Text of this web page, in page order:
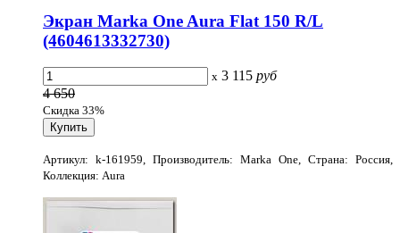
Экран Marka One Aura Flat 150 R/L
(4604613332730)
x 3 115 руб
4 650
Скидка 33%
Артикул: k-161959, Производитель: Marka One, Страна: Россия,
Коллекция: Aura